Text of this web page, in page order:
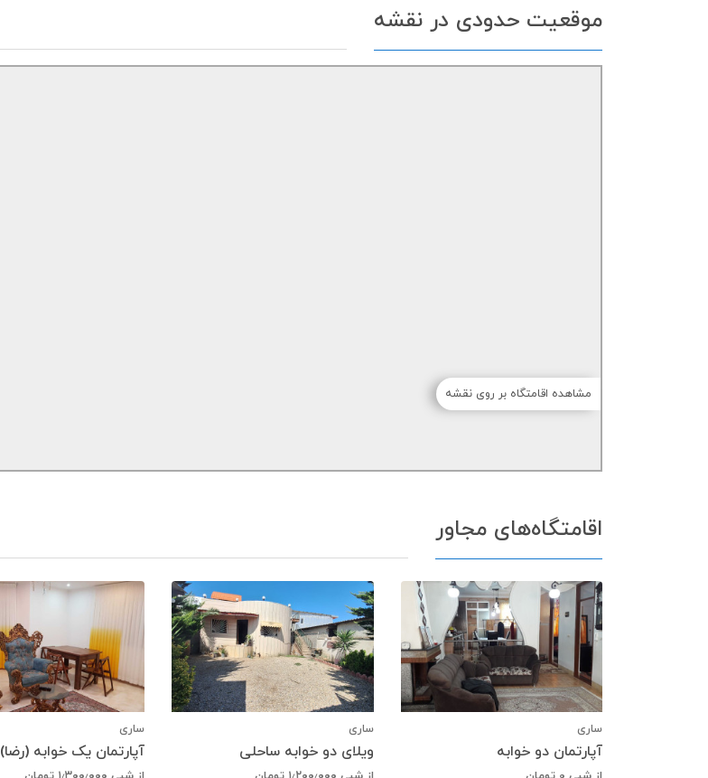
موقعیت حدودی در نقشه
مشاهده اقامتگاه بر روی نقشه
اقامتگاه‌های مجاور
ساری
آپارتمان دو خوابه
ساری
ویلای دو خوابه ساحلی
ساری
آپارتمان یک خوابه (رضا)